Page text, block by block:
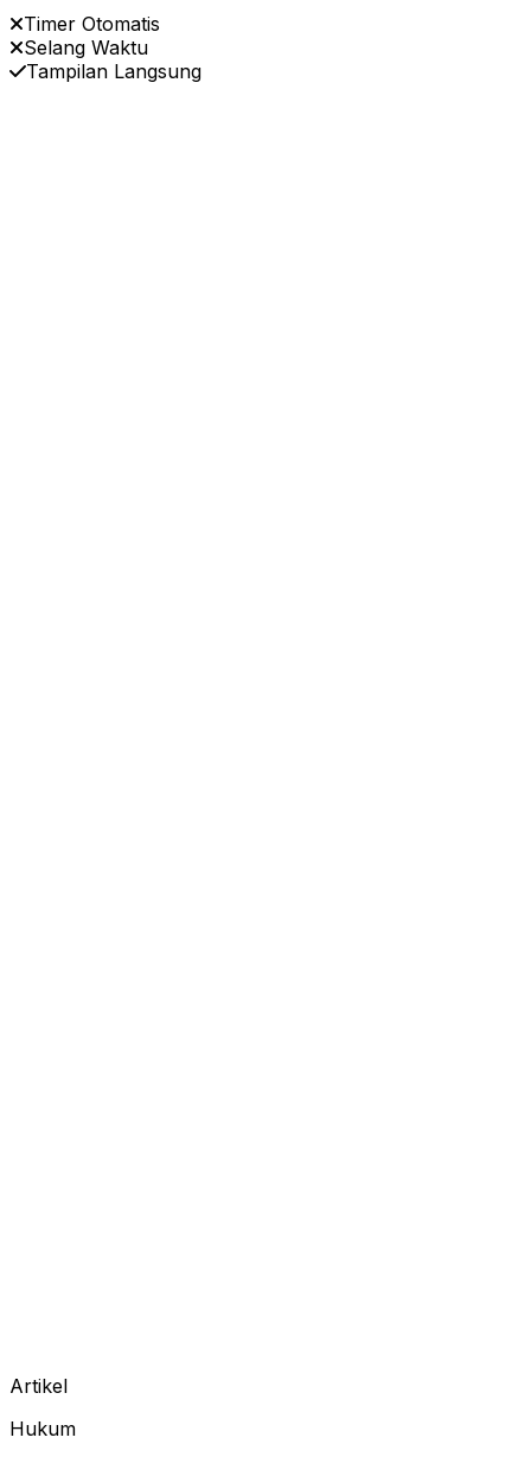
Timer Otomatis
Selang Waktu
Tampilan Langsung
Artikel
Hukum